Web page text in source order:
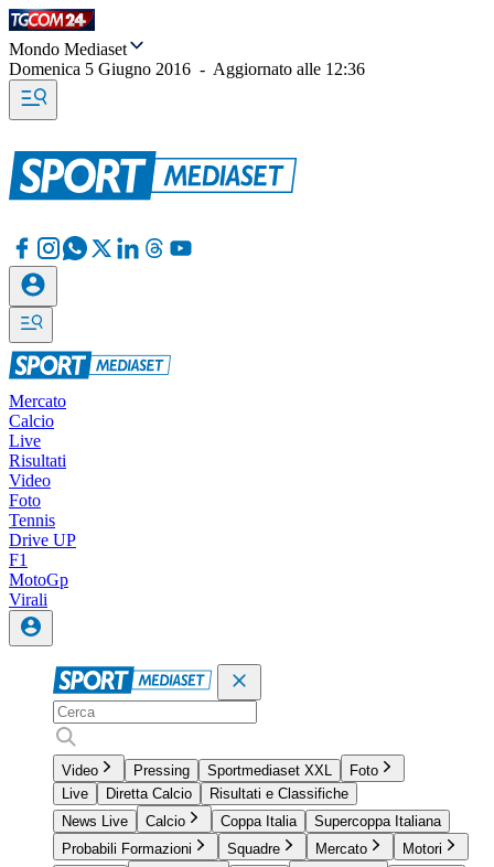
Mondo Mediaset
Domenica 5 Giugno 2016 - Aggiornato alle 12:36
Mercato
Calcio
Live
Risultati
Video
Foto
Tennis
Drive UP
F1
MotoGp
Virali
Video Pressing Sportmediaset XXL
Foto
Live
Diretta Calcio
Risultati e Classifiche
News Live
Calcio Coppa Italia
Supercoppa Italiana
Probabili Formazioni
Squadre Mercato
Motori